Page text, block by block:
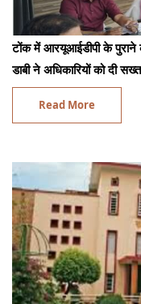
टोंक में आरयूआईडीपी के पुराने
डाबी ने अधिकारियों को दी
Read More